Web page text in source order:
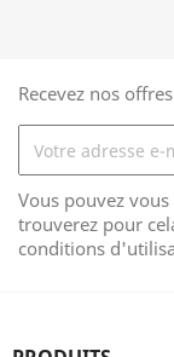
Recevez nos
Vous pouvez
trouverez pour
conditions